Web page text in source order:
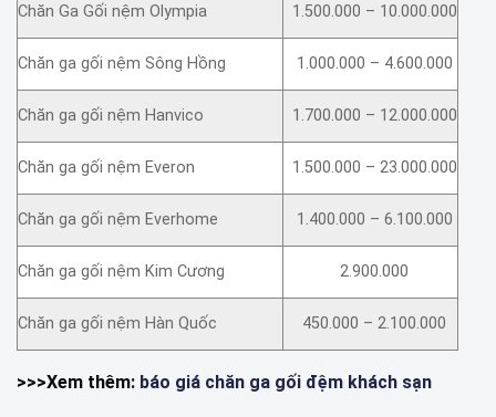
Chăn Ga Gối nệm Olympia 1.500.000 – 10.000.000
Chăn ga gối nệm Sông Hồng 1.000.000 – 4.600.000
Chăn ga gối nệm Hanvico 1.700.000 – 12.000.000
Chăn ga gối nệm Everon 1.500.000 – 23.000.000
Chăn ga gối nệm Everhome 1.400.000 – 6.100.000
Chăn ga gối nệm Kim Cương 2.900.000
Chăn ga gối nệm Hàn Quốc 450.000 – 2.100.000
>>>Xem thêm: báo giá chăn ga gối đệm khách sạn